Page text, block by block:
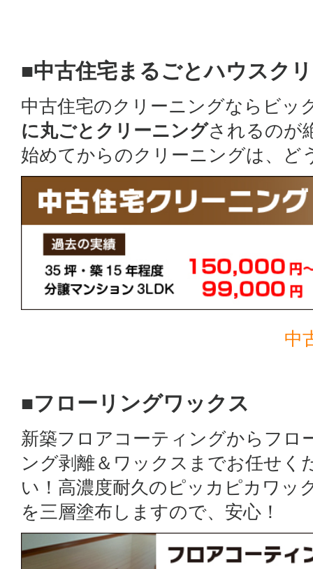
■中古住宅まるごとハウスク
中古住宅のクリーニングならビッ
に丸ごとクリーニングされるのが
始めてからのクリーニングは、ど
中
■フローリングワックス
新築フロアコーティングからフロ
ング剥離＆ワックスまでお任せく
い！高濃度耐久のピッカピカワッ
を三層塗布しますので、安心！